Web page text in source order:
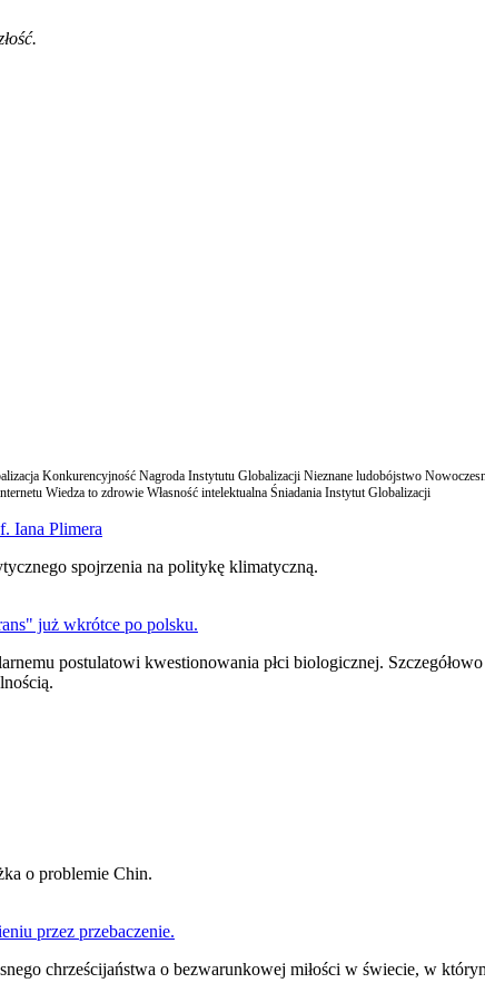
Konkurencyjność Nagroda Instytutu Globalizacji Nieznane ludobójstwo
Wiedza to zdrowie Własność intelektualna Śniadania Instytut Globalizacji
Iana Plimera
spojrzenia na politykę klimatyczną.
już wkrótce po polsku.
postulatowi kwestionowania płci biologicznej.
o problemie Chin.
przez przebaczenie.
chrześcijaństwa o bezwarunkowej miłości w świecie, w